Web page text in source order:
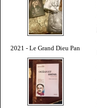
2021 - Le Grand Dieu Pan